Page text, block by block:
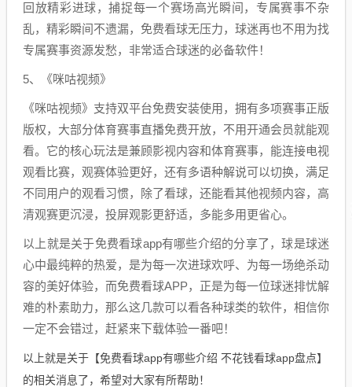
回放精彩进球，捕捉每一个赛场高光瞬间，专属赛事不杂
乱，精彩瞬间不遗漏，免费看球无压力，球迷再也不用为找
专属赛事资源发愁，非常适合球迷的必备软件！
5、《咪咕视频》
《咪咕视频》支持双平台免费安装使用，拥有多项赛事正版
版权，大部分体育赛事直播免费开放，不用开通会员就能观
看。它的核心玩法是兼顾影视内容和体育赛事，能连接电视
观看比赛，观赛体验更好，还有多语种解说可以切换，满足
不同用户的观看习惯，除了看球，还能看其他视频内容，高
清观赛更沉浸，投屏观影更舒适，多能多用更省心。
以上就是关于免费看球app有哪些介绍的分享了，球是球迷
心中最纯粹的热爱，是为每一次进球欢呼、为每一场绝杀动
容的美好体验，而免费看球APP，正是为每一位球迷排忧解
难的朴素助力，那么这几款可以看各种球类的软件，相信你
一定不会错过，赶紧来下载体验一番吧！
以上就是关于【免费看球app有哪些介绍 不花钱看球app盘点】
的相关消息了，希望对大家有所帮助！